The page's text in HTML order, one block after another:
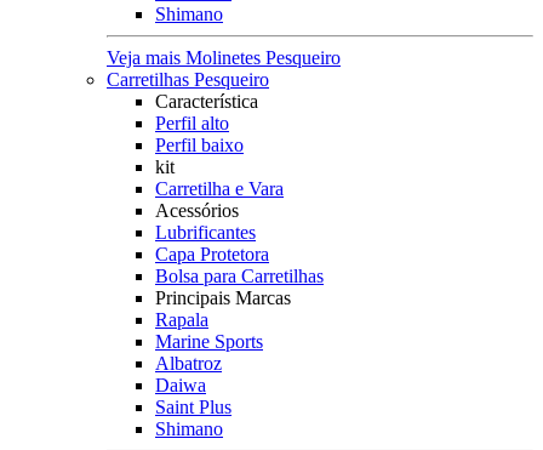
Shimano
Veja mais Molinetes Pesqueiro
Carretilhas Pesqueiro
Característica
Perfil alto
Perfil baixo
kit
Carretilha e Vara
Acessórios
Lubrificantes
Capa Protetora
Bolsa para Carretilhas
Principais Marcas
Rapala
Marine Sports
Albatroz
Daiwa
Saint Plus
Shimano